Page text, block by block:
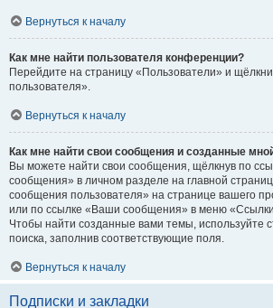
Вернуться к началу
Как мне найти пользователя конференции?
Перейдите на страницу «Пользователи» и
пользователя».
Вернуться к началу
Как мне найти свои сообщения и созданные
Вы можете найти свои сообщения, щёлкнув по
сообщения» в личном разделе на главной
сообщения пользователя» на странице вашего
или по ссылке «Ваши сообщения» в меню
Чтобы найти созданные вами темы, используйте
поиска, заполнив соответствующие поля.
Вернуться к началу
Подписки и закладки